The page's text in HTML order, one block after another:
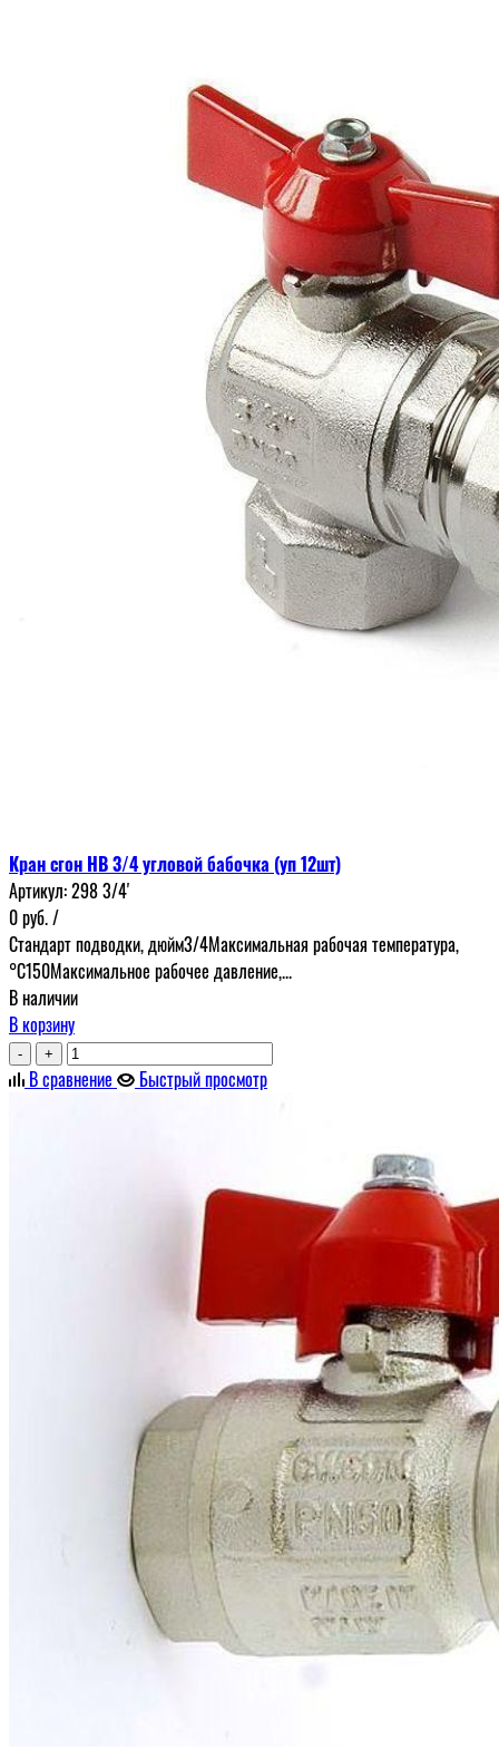
Кран сгон НВ 3/4 угловой бабочка (уп 12шт)
Артикул:298 3/4'
0руб./
Стандарт подводки, дюйм3/4Максимальная рабочая температура,
°С150Максимальное рабочее давление,...
В наличии
В корзину
- +
В сравнение Быстрый просмотр